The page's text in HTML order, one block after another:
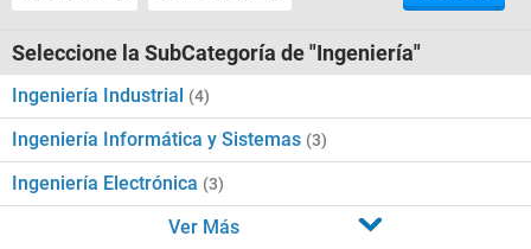
Seleccione la SubCategoría de "Ingeniería"
Ingeniería Industrial (4)
Ingeniería Informática y Sistemas (3)
Ingeniería Electrónica (3)
Ver Más